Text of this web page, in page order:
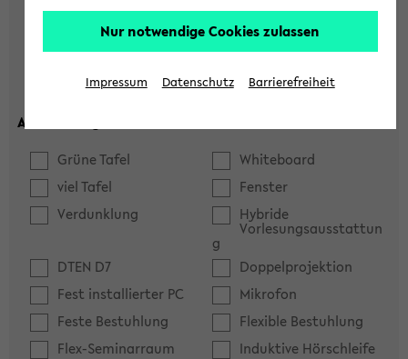
max. Plätze:
Ausstattung:
Grüne Tafel
Whiteboard
viel Tafel
Fenster
Verdunklung
Hybride
Vorlesungsausstattun
g
DTEN D7
Doppelprojektion
Fest installierter PC
Mikrofon
Feste Bestuhlung
Flexible Bestuhlung
Flex-Seminarraum
Induktive Hörschleife
Nur notwendige Cookies zulassen
Impressum Datenschutz Barrierefreiheit